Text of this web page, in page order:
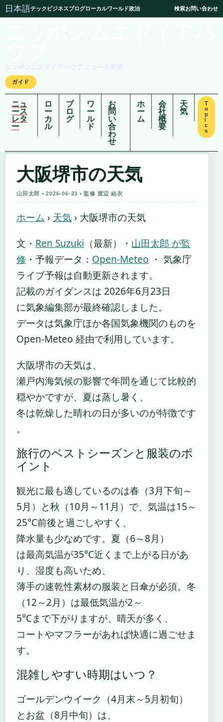
日本語テック ビジネスブログローカルワールド政治 検索お問い合わせ
ニッポンムエドイアハウブ ニュース更新
ガイド
ニュ
ース
レタ
ー
ロ
ー
カ
ル
ブ
ロ
グ
ワ
ー
ル
ド
お
問
い
合
わ
せ
ホ
ー
ム
会
社
概
要
天
気
T
o
p
i
c
s
大阪堺市の天気
山田太郎 • 2026-06-23 • 監修 渡辺 結衣
ホーム › 天気 › 大阪堺市の天気
文・ Ren Suzuki （最新） ・ 山田太郎 が監
修 ・ 予報データ： Open-Meteo ・ 気象庁
ライブ予報は自動更新されます。
記載のガイダンスは 2026年6月23日
に気象編集部が最終確認しました。
データは気象庁ほか各国気象機関のものを
Open-Meteo 経由で利用しています。
大阪堺市の天気は、
瀬戸内海気候の影響で年間を通じて比較的
穏やかですが、夏は蒸し暑く、
冬は乾燥した晴れの日が多いのが特徴です
。
旅行のベストシーズンと服装のポ
イント
観光に最も適しているのは春（3月下旬～
5月）と秋（10月～11月）で、気温は15～
25°C前後と過ごしやすく、
降水量も少なめです。夏（6～8月）
は最高気温が35°C近くまで上がる日があ
り、湿度も高いため、
薄手の速乾性素材の服装と日傘が必須。冬
（12～2月）は最低気温が2～
5°Cまで下がりますが、晴天が多く、
コートやマフラーがあれば快適に過ごせま
す。
混雑しやすい時期はいつ？
ゴールデンウイーク（4月末～5月初旬）
とお盆（8月中旬）は、